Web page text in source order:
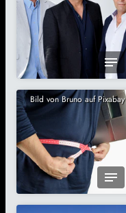
Bild von Bruno auf Pixabay